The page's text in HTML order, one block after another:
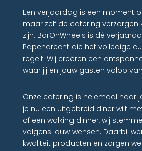
Een verjaardag is een moment
maar zelf de catering verzorgen
zijn. BarOnWheels is dé
Papendrecht die het volledige
regelt. Wij creëren een
waar jij en jouw gasten volop
Onze catering is helemaal naar
je nu een uitgebreid diner wilt
of een walking dinner, wij
volgens jouw wensen. Daarbij
kwaliteit producten en zorgen